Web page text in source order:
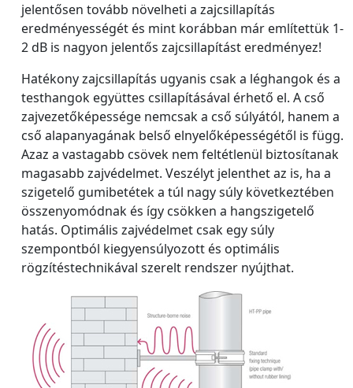
jelentősen tovább növelheti a zajcsillapítás
eredményességét és mint korábban már említettük 1-
2 dB is nagyon jelentős zajcsillapítást eredményez!
Hatékony zajcsillapítás ugyanis csak a léghangok és a
testhangok együttes csillapításával érhető el. A cső
zajvezetőképessége nemcsak a cső súlyától, hanem a
cső alapanyagának belső elnyelőképességétől is függ.
Azaz a vastagabb csövek nem feltétlenül biztosítanak
magasabb zajvédelmet. Veszélyt jelenthet az is, ha a
szigetelő gumibetétek a túl nagy súly következtében
összenyomódnak és így csökken a hangszigetelő
hatás. Optimális zajvédelmet csak egy súly
szempontból kiegyensúlyozott és optimális
rögzítéstechnikával szerelt rendszer nyújthat.